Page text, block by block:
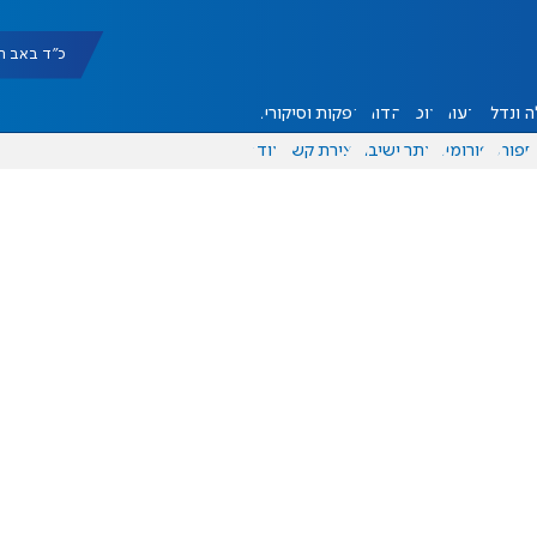
כ"ד באב תשפ"ו
ונדל"ן דעות אוכל יהדות הפקות וסיקורים
ספורט פורומים אתר ישיבה יצירת קשר עוד